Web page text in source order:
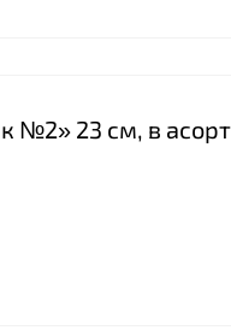
№2» 23 см, в